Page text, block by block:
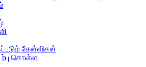
கேள்விகள்
கொள்ள